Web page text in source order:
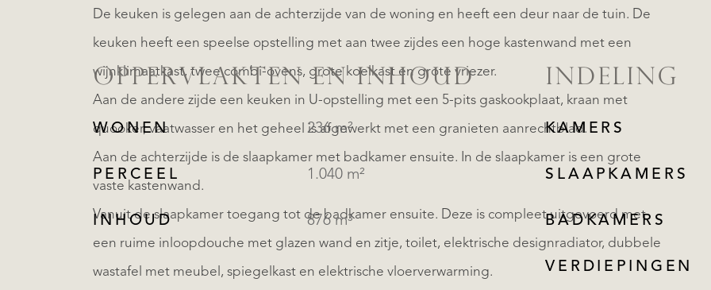
De keuken is gelegen aan de achterzijde van de woning en heeft een deur naar de tuin. De
keuken heeft een speelse opstelling met aan twee zijdes een hoge kastenwand met een
wijnklimaatkast, twee combi-ovens, grote koelkast en grote vriezer.
Aan de andere zijde een keuken in U-opstelling met een 5-pits gaskookplaat, kraan met
quooker, vaatwasser en het geheel is afgewerkt met een granieten aanrechtblad.
Aan de achterzijde is de slaapkamer met badkamer ensuite. In de slaapkamer is een grote
vaste kastenwand.
Vanuit de slaapkamer toegang tot de badkamer ensuite. Deze is compleet uitgevoerd met
een ruime inloopdouche met glazen wand en zitje, toilet, elektrische designradiator, dubbele
wastafel met meubel, spiegelkast en elektrische vloerverwarming.
OPPERVLAKTEN EN INHOUD
WONEN 236 m²
PERCEEL 1.040 m²
INHOUD 876 m³
INDELING
KAMERS
SLAAPKAMERS
BADKAMERS
VERDIEPINGEN
REGISTREER